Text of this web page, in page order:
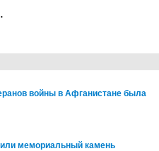
войны в Афганистане была
мемориальный камень